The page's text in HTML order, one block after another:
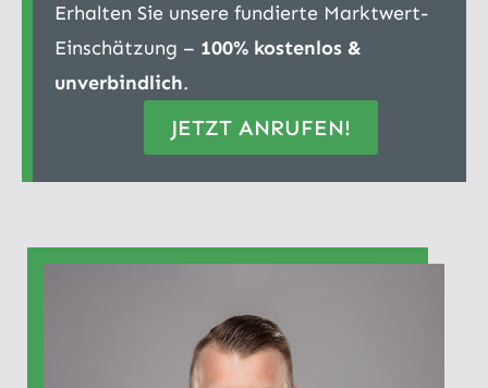
Erhalten Sie unsere fundierte Marktwert-
Einschätzung – 100% kostenlos &
unverbindlich.
JETZT ANRUFEN!